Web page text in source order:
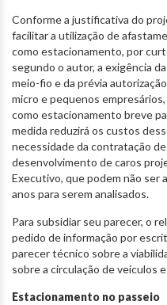
Conforme a justificativa do
facilitar a utilização de
como estacionamento, por
segundo o autor, a exigência
meio-fio e da prévia
micro e pequenos
como estacionamento breve
medida reduzirá os custos
necessidade da contratação
desenvolvimento de caros
Executivo, que podem não ser
anos para serem analisados.
Para subsidiar seu parecer, o
pedido de informação por
parecer técnico sobre a
sobre a circulação de veículos
Estacionamento no passeio